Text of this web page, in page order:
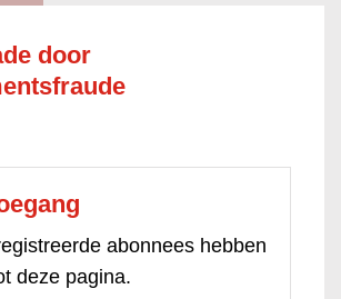
door
abonnees hebben
deze pagina.